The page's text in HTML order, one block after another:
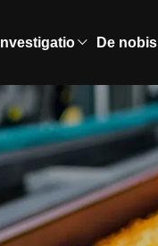
Investigatio De nobis